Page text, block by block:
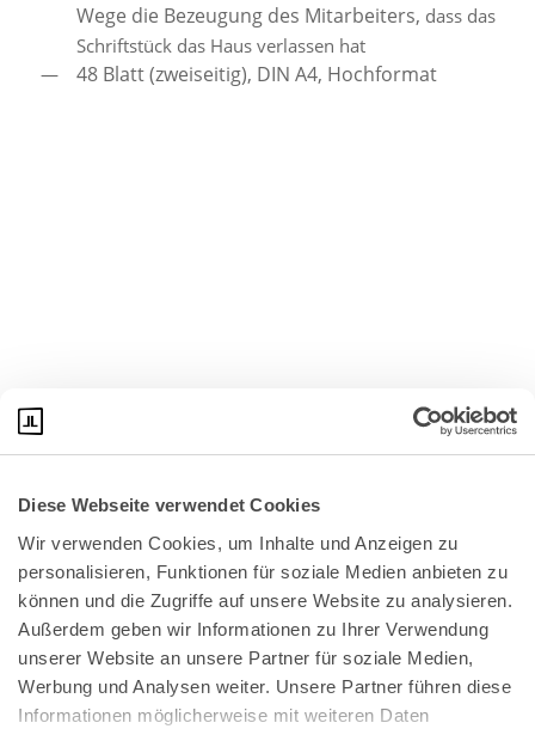
Diese Webseite verwendet Cookies
Wir verwenden Cookies, um Inhalte und Anzeigen zu
personalisieren, Funktionen für soziale Medien anbieten zu
können und die Zugriffe auf unsere Website zu analysieren.
Außerdem geben wir Informationen zu Ihrer Verwendung
unserer Website an unsere Partner für soziale Medien,
Werbung und Analysen weiter. Unsere Partner führen diese
Informationen möglicherweise mit weiteren Daten
Wege die Bezeugung des Mitarbeiters, dass das
Schriftstück das Haus verlassen hat
48 Blatt (zweiseitig), DIN A4, Hochformat
Bundeskanzlerplatz 2
53113 Bonn